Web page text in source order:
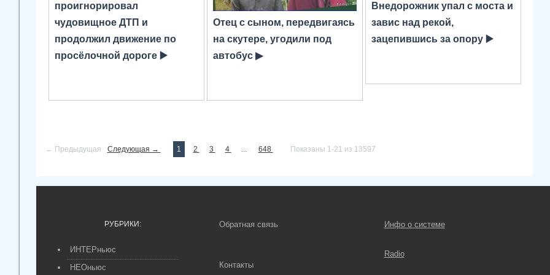
проигнорировал
чудовищное ДТП и
продолжил движение по
просёлочной дороге ▶️
Отец с сыном, передвигаясь
на скутере, угодили под
автобус ▶
Внедорожник упал с моста и
завис над рекой,
зацепившись за опору ▶️
← Предыдущая Следующая → 1 2 3 4 ... 648 Показаны 1-21 из 13597
РУБРИКИ:
ИНТЕРньюс
НЕОньюс
Обратная связь
Контакты
Инфо о системе
Radio